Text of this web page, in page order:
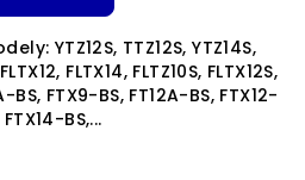
z
5
hviezdičiek.
YTZ12S, TTZ12S, YTZ14S,
FLTX14, FLTZ10S, FLTX12S,
BS, FTX9-BS, FT12A-BS, FTX12-
FTX14-BS,...